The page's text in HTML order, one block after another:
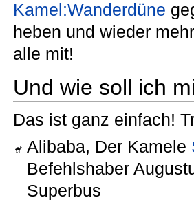
Kamel:Wanderdüne
heben und wieder
alle mit!
Und wie soll ich
Das ist ganz einfach!
Alibaba, Der Kamele
Befehlshaber
Superbus